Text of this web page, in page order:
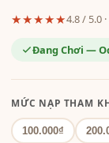
★★★★★4.8 / 5.0
Đang Chơi —
MỨC NẠP THAM
100.000₫